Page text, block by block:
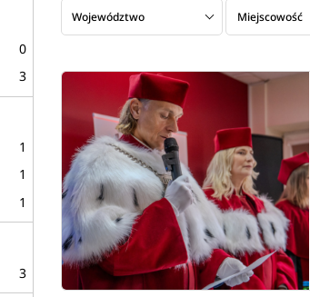
Województwo Miejscowość
0
3
1
1
1
3